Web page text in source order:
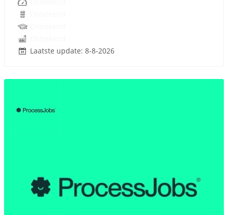
Laatste update: 8-8-2026